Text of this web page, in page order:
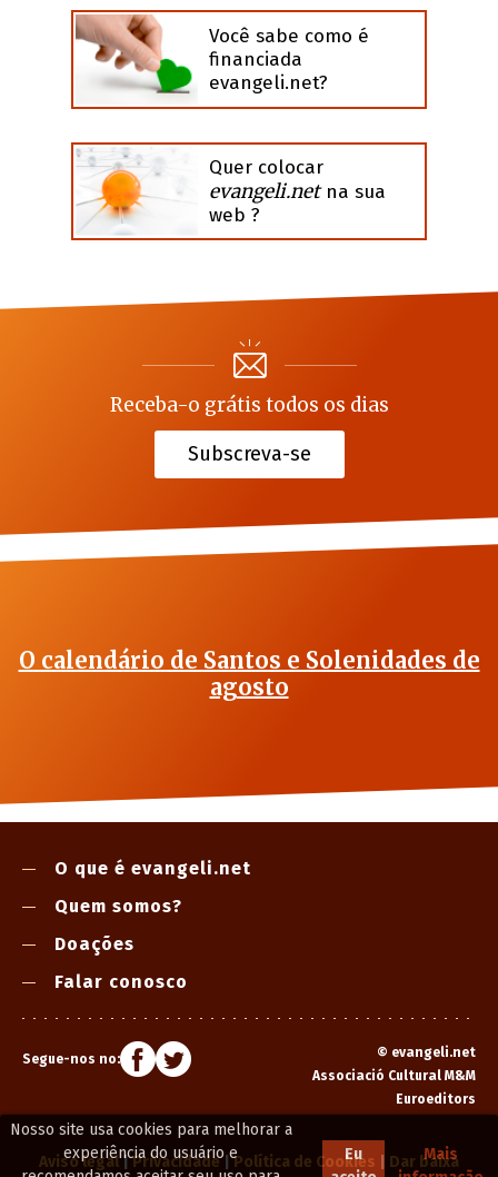
Nosso site usa cookies para melhorar a
experiência do usuário e
Eu
Mais
Você sabe como é
financiada
evangeli.net?
Quer colocar
evangeli.netna sua
web ?
Receba-o grátis todos os dias
Subscreva-se
O calendário de Santos e Solenidades de
agosto
O que é evangeli.net
Quem somos?
Doações
Falar conosco
Segue-nos no: © evangeli.net
Associació Cultural M&M
Euroeditors
Aviso legal|Privacidade|Política de Cookies Dar baixa